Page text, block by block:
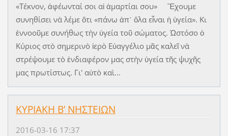
«Tέκνον, ἀφέωνταί σοι αἱ ἁμαρτίαι σου» Ἔχουμε
συνηθίσει νὰ λέμε ὅτι «πάνω ἀπ᾿ ὅλα εἶναι ἡ ὑγεία». Κι
ἐννοοῦμε συνήθως τὴν ὑγεία τοῦ σώματος. Ὡστόσο ὁ
Κύριος στὸ σημερινὸ ἱερὸ Εὐαγγέλιο μᾶς καλεῖ νὰ
στρέψουμε τὸ ἐνδιαφέρον μας στὴν ὑγεία τῆς ψυχῆς
μας πρωτίστως. Γι' αὐτὸ καὶ...
ΚΥΡΙΑΚΗ Β’ ΝΗΣΤΕΙΩΝ
2016-03-16 17:37